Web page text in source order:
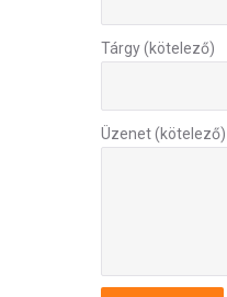
Tárgy (kötelező)
Üzenet (kötelező)